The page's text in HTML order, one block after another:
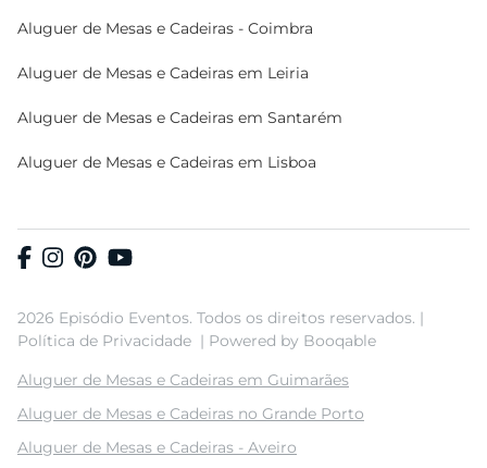
Aluguer de Mesas e Cadeiras - Coimbra
Aluguer de Mesas e Cadeiras em Leiria
Aluguer de Mesas e Cadeiras em Santarém
Aluguer de Mesas e Cadeiras em Lisboa
2026 Episódio Eventos. Todos os direitos reservados. |
Política de Privacidade | Powered by Booqable
Aluguer de Mesas e Cadeiras em Guimarães
Aluguer de Mesas e Cadeiras no Grande Porto
Aluguer de Mesas e Cadeiras - Aveiro